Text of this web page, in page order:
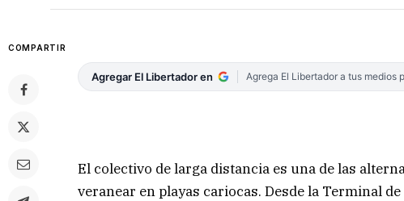
COMPARTIR
Agregar El Libertador en Agrega El Libertador a tus medios
El colectivo de larga distancia es una de las
veranear en playas cariocas. Desde la Terminal